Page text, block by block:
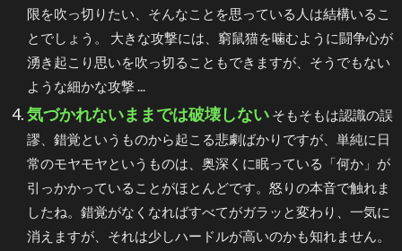
限を吹っ切りたい、そんなことを思っている人は結構いるこ
とでしょう。 大きな攻撃には、窮鼠猫を噛むように闘争心が
湧き起こり思いを吹っ切ることもできますが、そうでもない
ような細かな攻撃 ...
気づかれないままでは破壊しない そもそもは認識の誤
謬、錯覚というものから起こる悲劇ばかりですが、単純に日
常のモヤモヤというものは、奥深くに眠っている「何か」が
引っかかっていることがほとんどです。怒りの本音で触れま
したね。錯覚がなくなればすべてがガラッと変わり、一気に
消えますが、それは少しハードルが高いのかも知れません。